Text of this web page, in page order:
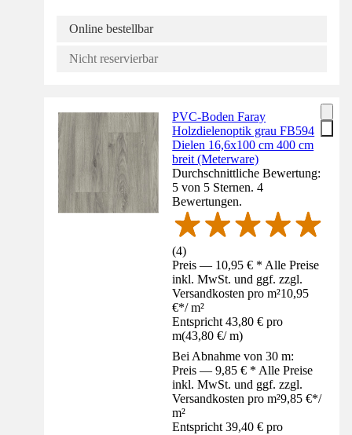
Online bestellbar
Nicht reservierbar
PVC-Boden Faray
Holzdielenoptik grau FB594
Dielen 16,6x100 cm 400 cm
breit (Meterware)
Durchschnittliche Bewertung:
5 von 5 Sternen. 4
Bewertungen.
(4)
Preis — 10,95 € * Alle Preise
inkl. MwSt. und ggf. zzgl.
Versandkosten pro m²10,95
€*/ m²
Entspricht 43,80 € pro
m(43,80 €/ m)
Bei Abnahme von 30 m:
Preis — 9,85 € * Alle Preise
inkl. MwSt. und ggf. zzgl.
Versandkosten pro m²9,85 €*/
m²
Entspricht 39,40 € pro